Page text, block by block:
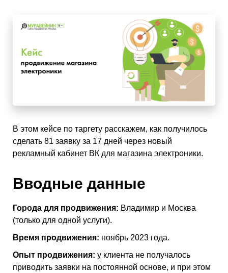
В этом кейсе по таргету расскажем, как получилось
сделать 81 заявку за 17 дней через новый
рекламный кабинет ВК для магазина электроники.
Вводные данные
Города для продвижения: Владимир и Москва
(только для одной услуги).
Время продвижения: ноябрь 2023 года.
Опыт продвижения: у клиента не получалось
приводить заявки на постоянной основе, и при этом